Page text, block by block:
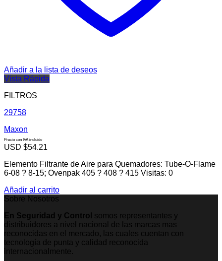
Añadir a la lista de deseos
Vista Rápida
FILTROS
29758
Maxon
Precio con IVA incluido
USD $54.21
Elemento Filtrante de Aire para Quemadores: Tube-O-Flame
6-08 ? 8-15; Ovenpak 405 ? 408 ? 415 Visitas: 0
Añadir al carrito
Sobre Nosotros
En Seguridad y Control somos representantes y
distribuidores a nivel nacional de las marcas mas
reconocidas en el mercado, las cuales cuentan con
tecnología de punta y calidad reconocida
internacionalmente.